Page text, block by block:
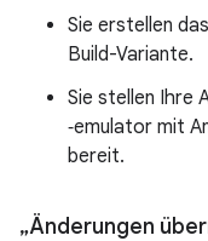
Sie erstellen
Build-Variante.
Sie stellen Ihre
‑emulator mit
bereit.
„Änderungen